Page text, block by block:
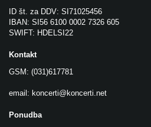
ID št. za DDV: SI71025456
IBAN: SI56 6100 0002 7326 605
SWIFT: HDELSI22
Kontakt
GSM: (031)617781
email: koncerti@koncerti.net
Ponudba